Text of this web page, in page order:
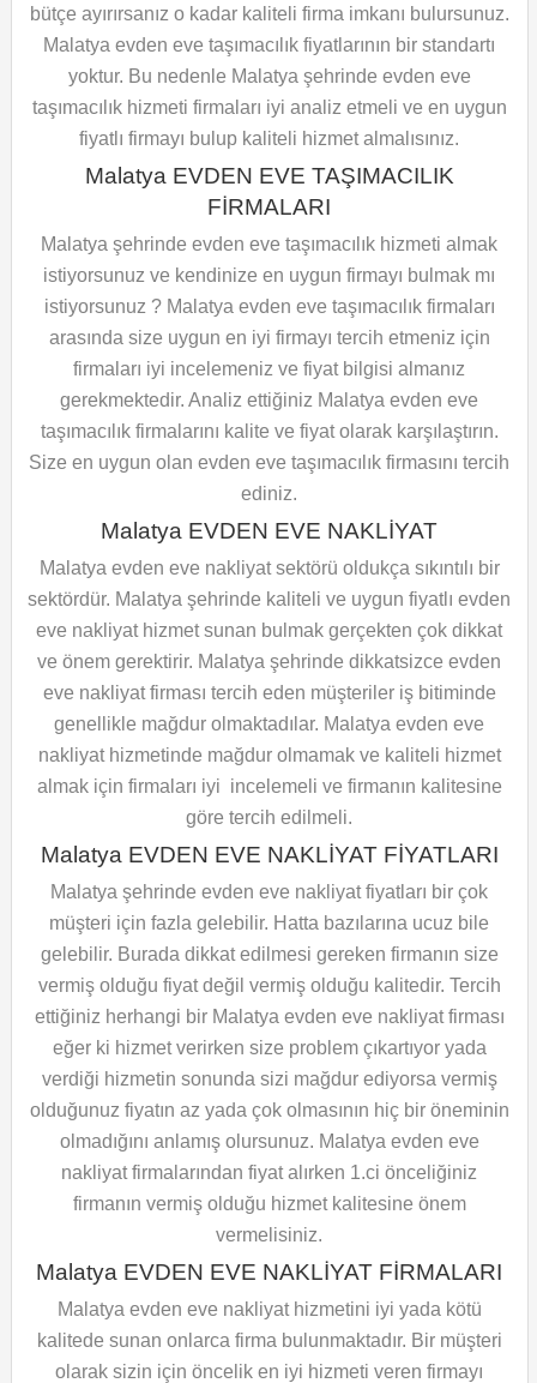
bütçe ayırırsanız o kadar kaliteli firma imkanı bulursunuz.
Malatya evden eve taşımacılık fiyatlarının bir standartı
yoktur. Bu nedenle Malatya şehrinde evden eve
taşımacılık hizmeti firmaları iyi analiz etmeli ve en uygun
fiyatlı firmayı bulup kaliteli hizmet almalısınız.
Malatya EVDEN EVE TAŞIMACILIK
FİRMALARI
Malatya şehrinde evden eve taşımacılık hizmeti almak
istiyorsunuz ve kendinize en uygun firmayı bulmak mı
istiyorsunuz ? Malatya evden eve taşımacılık firmaları
arasında size uygun en iyi firmayı tercih etmeniz için
firmaları iyi incelemeniz ve fiyat bilgisi almanız
gerekmektedir. Analiz ettiğiniz Malatya evden eve
taşımacılık firmalarını kalite ve fiyat olarak karşılaştırın.
Size en uygun olan evden eve taşımacılık firmasını tercih
ediniz.
Malatya EVDEN EVE NAKLİYAT
Malatya evden eve nakliyat sektörü oldukça sıkıntılı bir
sektördür. Malatya şehrinde kaliteli ve uygun fiyatlı evden
eve nakliyat hizmet sunan bulmak gerçekten çok dikkat
ve önem gerektirir. Malatya şehrinde dikkatsizce evden
eve nakliyat firması tercih eden müşteriler iş bitiminde
genellikle mağdur olmaktadılar. Malatya evden eve
nakliyat hizmetinde mağdur olmamak ve kaliteli hizmet
almak için firmaları iyi incelemeli ve firmanın kalitesine
göre tercih edilmeli.
Malatya EVDEN EVE NAKLİYAT FİYATLARI
Malatya şehrinde evden eve nakliyat fiyatları bir çok
müşteri için fazla gelebilir. Hatta bazılarına ucuz bile
gelebilir. Burada dikkat edilmesi gereken firmanın size
vermiş olduğu fiyat değil vermiş olduğu kalitedir. Tercih
ettiğiniz herhangi bir Malatya evden eve nakliyat firması
eğer ki hizmet verirken size problem çıkartıyor yada
verdiği hizmetin sonunda sizi mağdur ediyorsa vermiş
olduğunuz fiyatın az yada çok olmasının hiç bir öneminin
olmadığını anlamış olursunuz. Malatya evden eve
nakliyat firmalarından fiyat alırken 1.ci önceliğiniz
firmanın vermiş olduğu hizmet kalitesine önem
vermelisiniz.
Malatya EVDEN EVE NAKLİYAT FİRMALARI
Malatya evden eve nakliyat hizmetini iyi yada kötü
kalitede sunan onlarca firma bulunmaktadır. Bir müşteri
olarak sizin için öncelik en iyi hizmeti veren firmayı